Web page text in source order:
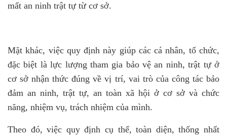
mất an ninh trật tự từ cơ sở.
Mặt khác, việc quy định này giúp các cá nhân, tổ chức,
đặc biệt là lực lượng tham gia bảo vệ an ninh, trật tự ở
cơ sở nhận thức đúng về vị trí, vai trò của công tác bảo
đảm an ninh, trật tự, an toàn xã hội ở cơ sở và chức
năng, nhiệm vụ, trách nhiệm của mình.
Theo đó, việc quy định cụ thể, toàn diện, thống nhất